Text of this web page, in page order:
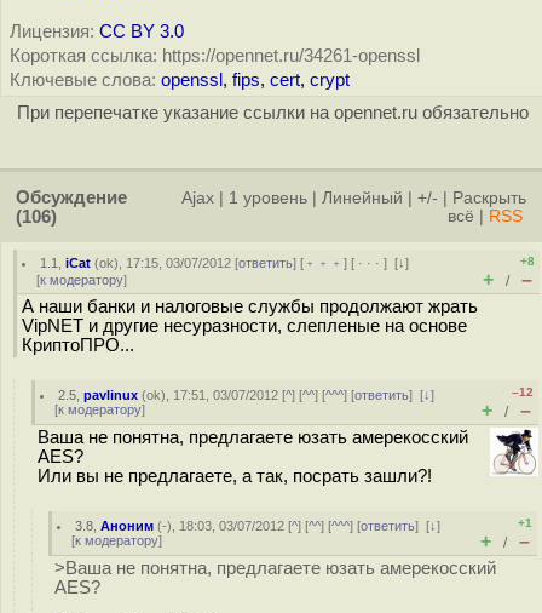
Лицензия: CC BY 3.0
Короткая ссылка: https://opennet.ru/34261-openssl
Ключевые слова: openssl , fips, cert, crypt
При перепечатке указание ссылки на opennet.ru обязательно
Обсуждение
(106)
Ajax 1 уровень Линейный +/-
Раскрыть
всё
RSS
1.1 ,iCat (ok), 17:15, 03/07/2012 [ответить] [ ﹢﹢﹢] [ · · ·][↓]
[к модератору]
+8
+ / –
А наши банки и налоговые службы продолжают жрать
VipNET и другие несуразности, слепленые на основе
КриптоПРО...
2.5 ,pavlinux (ok), 17:51, 03/07/2012 [^] [^^] [^^^] [ответить][↓]
[к модератору]
–12
+ / –
Ваша не понятна, предлагаете юзать амерекосский
AES?
Или вы не предлагаете, а так, посрать зашли?!
3.8 ,Аноним (-), 18:03, 03/07/2012 [^] [^^] [^^^] [ответить][↓]
[к модератору]
+1
+ / –
>Ваша не понятна, предлагаете юзать амерекосский
AES?